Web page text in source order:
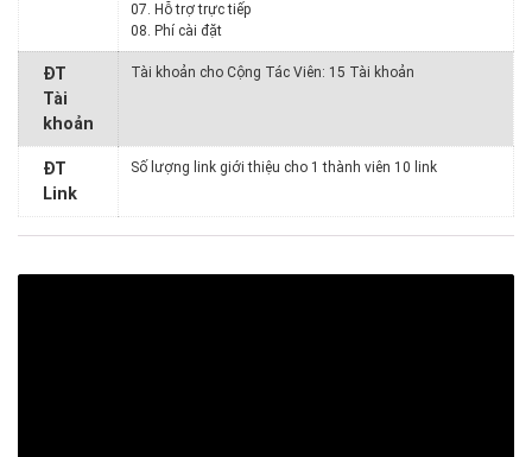
07. Hỗ trợ trực tiếp
08. Phí cài đặt
ĐT
Tài
khoản
Tài khoản cho Cộng Tác Viên: 15 Tài khoản
ĐT
Link
Số lượng link giới thiệu cho 1 thành viên 10 link